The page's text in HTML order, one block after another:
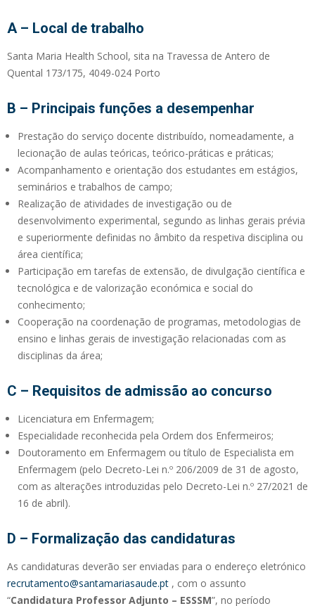
A – Local de trabalho
Santa Maria Health School, sita na Travessa de Antero de
Quental 173/175, 4049-024 Porto
B – Principais funções a desempenhar
Prestação do serviço docente distribuído, nomeadamente, a
lecionação de aulas teóricas, teórico-práticas e práticas;
Acompanhamento e orientação dos estudantes em estágios,
seminários e trabalhos de campo;
Realização de atividades de investigação ou de
desenvolvimento experimental, segundo as linhas gerais prévia
e superiormente definidas no âmbito da respetiva disciplina ou
área científica;
Participação em tarefas de extensão, de divulgação científica e
tecnológica e de valorização económica e social do
conhecimento;
Cooperação na coordenação de programas, metodologias de
ensino e linhas gerais de investigação relacionadas com as
disciplinas da área;
C – Requisitos de admissão ao concurso
Licenciatura em Enfermagem;
Especialidade reconhecida pela Ordem dos Enfermeiros;
Doutoramento em Enfermagem ou título de Especialista em
Enfermagem (pelo Decreto-Lei n.º 206/2009 de 31 de agosto,
com as alterações introduzidas pelo Decreto-Lei n.º 27/2021 de
16 de abril).
D – Formalização das candidaturas
As candidaturas deverão ser enviadas para o endereço eletrónico
recrutamento@santamariasaude.pt , com o assunto
“Candidatura Professor Adjunto – ESSSM”, no período